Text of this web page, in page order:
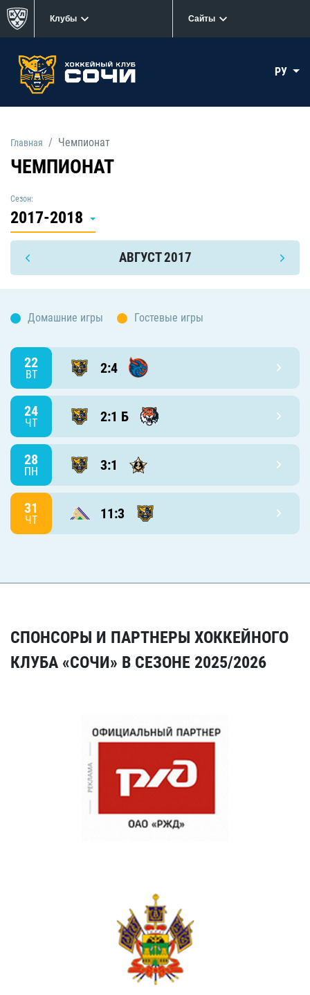
Клубы Сайты
РУ
Главная Чемпионат
ЧЕМПИОНАТ
Сезон:
2017-2018
АВГУСТ 2017
Домашние игры Гостевые игры
22
ВТ 2:4
24
ЧТ 2:1 Б
28
ПН 3:1
31
ЧТ 11:3
СПОНСОРЫ И ПАРТНЕРЫ ХОККЕЙНОГО
КЛУБА «СОЧИ» В СЕЗОНЕ 2025/2026